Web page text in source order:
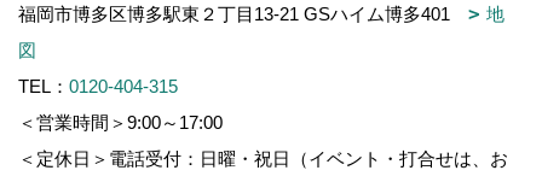
福岡市博多区博多駅東２丁目13-21 GSハイム博多401
地
図
TEL： 0120-404-315
＜営業時間＞9:00～17:00
＜定休日＞電話受付：日曜・祝日（イベント・打合せは、お